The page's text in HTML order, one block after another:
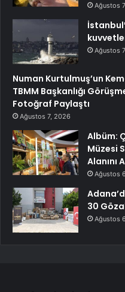
Ağustos
Ağustos
Numan Kurtulmuş’un
TBMM Başkanlığı
Fotoğraf Paylaştı
Ağustos 7, 2026
Albüm:
Müzesi
Alanını
Ağustos
30
Ağustos